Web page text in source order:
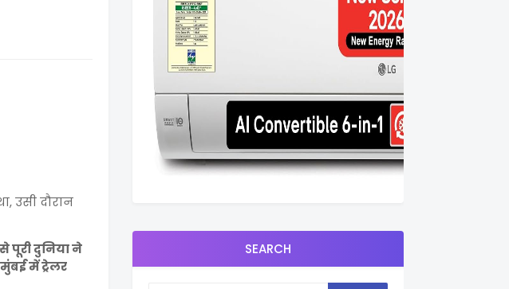
उसी दौरान
पूरी दुनिया ने
में ट्रेलर
SEARCH